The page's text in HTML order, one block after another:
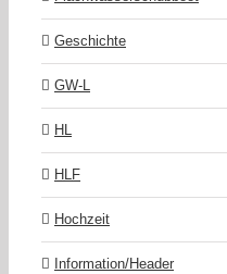
Geschichte
GW-L
HL
HLF
Hochzeit
Information/Header